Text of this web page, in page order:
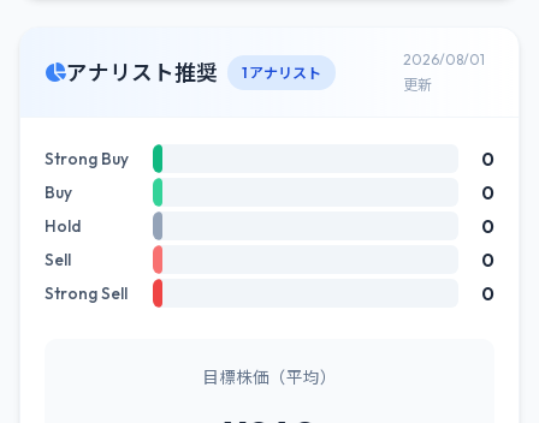
アナリスト推奨 1 アナリスト
2026/08/01
更新
Strong Buy 0
Buy 0
Hold 0
Sell 0
Strong Sell 0
目標株価（平均）